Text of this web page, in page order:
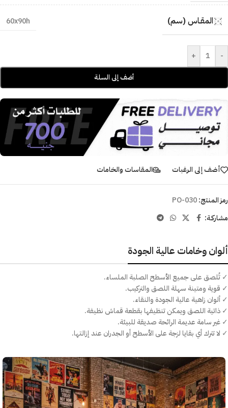
المقـاس (سم) 60x90h
-
+
أضف إلى السلة
أضف إلى الرغبات المقاسات والخامات
رمز المنتج:PO-030
مشاركـة:
ألوان وخامات عالية الجودة
✓ تُلصق على جميع الأسطح الصلبة الملساء.
✓ قوية ومتينة سهلة اللصق والتركيب.
✓ ألوان زاهية عالية الجودة والنقاء.
✓ ذاتية اللصق ويمكن تنظيفها بقطعة قماش نظيفة.
✓ غير سامة عديمة الرائحة صديقة للبيئة.
✓ لا تترك أي بقايا لزجة على الأسطح أو الجدران عند إزالتها.